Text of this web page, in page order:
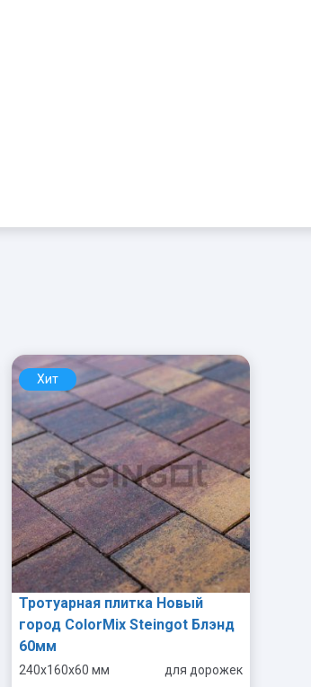
Хит
Тротуарная плитка Новый
город ColorMix Steingot Блэнд
60мм
240x160x60 мм для дорожек